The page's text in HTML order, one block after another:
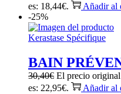
es: 18,44€.
Añadir al
-25%
Kerastase Spécifique
BAIN
30,40€ El precio
es: 22,95€.
Añadir al